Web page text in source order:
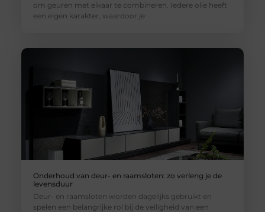
om geuren met elkaar te combineren. Iedere olie heeft
een eigen karakter, waardoor je
Onderhoud van deur- en raamsloten: zo verleng je de
levensduur
Deur- en raamsloten worden dagelijks gebruikt en
spelen een belangrijke rol bij de veiligheid van een